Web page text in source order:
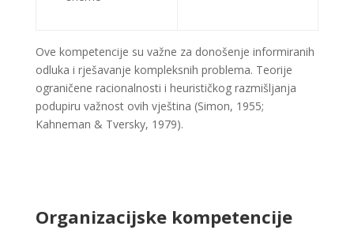
Ove kompetencije su važne za donošenje informiranih
odluka i rješavanje kompleksnih problema. Teorije
ograničene racionalnosti i heurističkog razmišljanja
podupiru važnost ovih vještina (Simon, 1955;
Kahneman & Tversky, 1979).
Organizacijske kompetencije